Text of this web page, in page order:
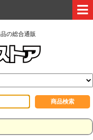
の総合通販